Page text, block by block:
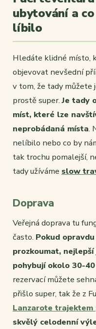
ubytování a
líbilo
Hledáte klidné místo,
objevovat nevšední
v tom, že tady můžete
prostě super.Je tady
míst, které lze
neprobádaná místa.
nelíbilo nebo co by
tak trochu pomalejší,
tady užíváme slow
Doprava
Veřejná doprava tu
často. Pokud
prozkoumat,
pohybují okolo 30-40
rezervací můžete
přišlo super, tak že z
Lanzarote trajektem
skvělý celodenní